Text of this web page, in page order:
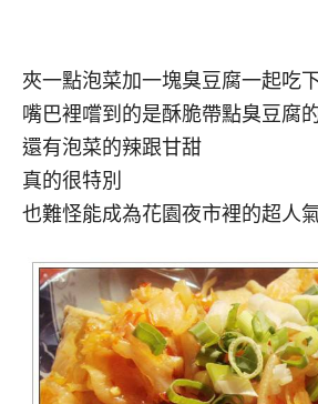
夾一點泡菜加一塊臭豆腐一起吃
嘴巴裡嚐到的是酥脆帶點臭豆腐
還有泡菜的辣跟甘甜
真的很特別
也難怪能成為花園夜市裡的超人